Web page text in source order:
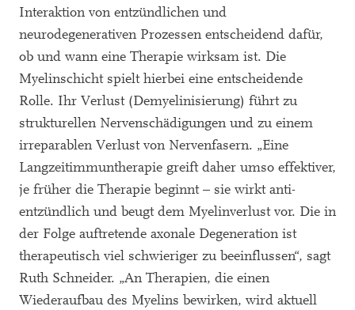
Interaktion von entzündlichen und
neurodegenerativen Prozessen entscheidend dafür,
ob und wann eine Therapie wirksam ist. Die
Myelinschicht spielt hierbei eine entscheidende
Rolle. Ihr Verlust (Demyelinisierung) führt zu
strukturellen Nervenschädigungen und zu einem
irreparablen Verlust von Nervenfasern. „Eine
Langzeitimmuntherapie greift daher umso effektiver,
je früher die Therapie beginnt – sie wirkt anti-
entzündlich und beugt dem Myelinverlust vor. Die in
der Folge auftretende axonale Degeneration ist
therapeutisch viel schwieriger zu beeinflussen“, sagt
Ruth Schneider. „An Therapien, die einen
Wiederaufbau des Myelins bewirken, wird aktuell